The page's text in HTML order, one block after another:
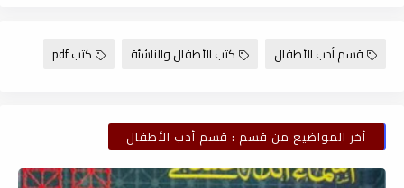
قسم أدب الأطفال كتب الأطفال والناشئة كتب pdf
أخر المواضيع من قسم : قسم أدب الأطفال